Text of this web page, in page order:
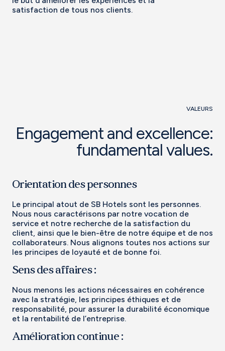
satisfaction de tous nos clients.
VALEURS
Engagement and excellence:
fundamental values.
Orientation des personnes
Le principal atout de SB Hotels sont les personnes.
Nous nous caractérisons par notre vocation de
service et notre recherche de la satisfaction du
client, ainsi que le bien-être de notre équipe et de nos
collaborateurs. Nous alignons toutes nos actions sur
les principes de loyauté et de bonne foi.
Sens des affaires :
Nous menons les actions nécessaires en cohérence
avec la stratégie, les principes éthiques et de
responsabilité, pour assurer la durabilité économique
et la rentabilité de l’entreprise.
Amélioration continue :